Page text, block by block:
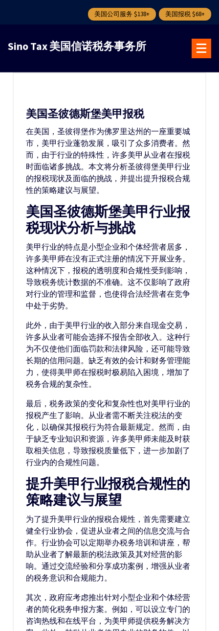
美国公司服务 $138+ 美国报税 $68+
Sino Tax 美国信诺税务事务所
美国圣彼德斯堡美甲报税
在美国，圣彼得堡作为佛罗里达州的一座重要城
市，美甲行业蓬勃发展，吸引了众多消费者。然
而，由于行业的特殊性，许多美甲从业者在报税
时面临诸多挑战。本文将分析圣彼得堡美甲行业
的报税现状及面临的挑战，并提出提升报税合规
性的策略建议与展望。
美国圣彼德斯堡美甲行业报
税现状分析与挑战
美甲行业的特点是小型企业和个体经营者居多，
许多美甲师在没有正式注册的情况下开展业务。
这种情况下，报税的透明度和合规性受到影响，
导致税务统计数据的不准确。这不仅影响了政府
对行业的管理和监督，也使得合法经营者在竞争
中处于劣势。
此外，由于美甲行业的收入部分来自现金交易，
许多从业者可能会选择不报告全部收入。这种行
为不仅使他们面临罚款和法律风险，还可能导致
长期的信用问题。缺乏有效的会计和财务管理能
力，使得美甲师在报税时极易陷入困境，增加了
税务合规的复杂性。
最后，税务政策的变化和复杂性也对美甲行业的
报税产生了影响。从业者需不断关注税法的变
化，以确保其报税行为符合最新规定。然而，由
于缺乏专业知识和资源，许多美甲师未能及时获
取相关信息，导致报税质量低下，进一步加剧了
行业内的合规性问题。
提升美甲行业报税合规性的
策略建议与展望
为了提升美甲行业的报税合规性，首先需要建立
健全行业协会，促进从业者之间的信息交流与合
作。行业协会可以定期举办税务培训和讲座，帮
助从业者了解最新的税法政策及其对经营的影
响。通过交流经验和分享成功案例，增强从业者
的税务意识和合规能力。
其次，政府应考虑推出针对小型企业和个体经营
者的简化税务申报方案。例如，可以设立专门的
咨询热线和在线平台，为美甲师提供税务解决方